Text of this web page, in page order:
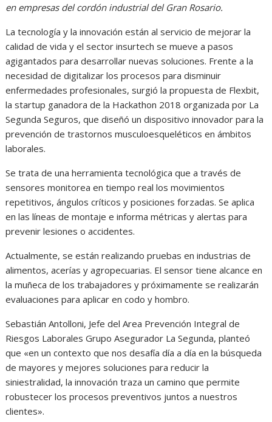
en empresas del cordón industrial del Gran Rosario.
La tecnología y la innovación están al servicio de mejorar la
calidad de vida y el sector insurtech se mueve a pasos
agigantados para desarrollar nuevas soluciones. Frente a la
necesidad de digitalizar los procesos para disminuir
enfermedades profesionales, surgió la propuesta de Flexbit,
la startup ganadora de la Hackathon 2018 organizada por La
Segunda Seguros, que diseñó un dispositivo innovador para la
prevención de trastornos musculoesqueléticos en ámbitos
laborales.
Se trata de una herramienta tecnológica que a través de
sensores monitorea en tiempo real los movimientos
repetitivos, ángulos críticos y posiciones forzadas. Se aplica
en las líneas de montaje e informa métricas y alertas para
prevenir lesiones o accidentes.
Actualmente, se están realizando pruebas en industrias de
alimentos, acerías y agropecuarias. El sensor tiene alcance en
la muñeca de los trabajadores y próximamente se realizarán
evaluaciones para aplicar en codo y hombro.
Sebastián Antolloni, Jefe del Area Prevención Integral de
Riesgos Laborales Grupo Asegurador La Segunda, planteó
que «en un contexto que nos desafía día a día en la búsqueda
de mayores y mejores soluciones para reducir la
siniestralidad, la innovación traza un camino que permite
robustecer los procesos preventivos juntos a nuestros
clientes».